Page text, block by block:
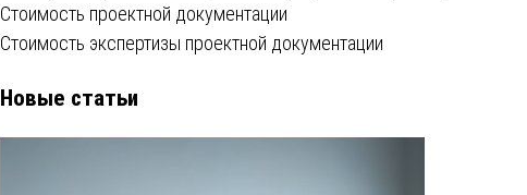
Стоимость проектной документации
Стоимость экспертизы проектной документации
Новые статьи